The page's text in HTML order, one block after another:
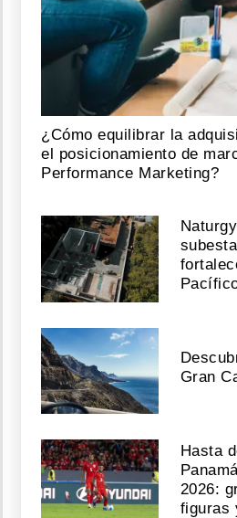
¿Cómo equilibrar la
el posicionamiento de
Performance Marketing?
Gran
Hasta
2026:
figuras